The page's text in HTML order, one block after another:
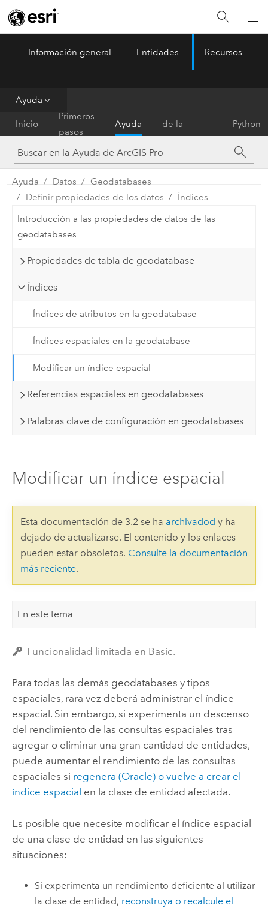
ArcGIS Pro Menu
Información general Entidades Recursos
Ayuda
Inicio
Primeros
pasos
Ayuda
de la
herramienta
Python
Ayuda Datos
Geodatabases
Definir propiedades de los datos
Índices
Introducción a las propiedades de datos de las
geodatabases
Propiedades de tabla de geodatabase
Índices
Índices de atributos en la geodatabase
Índices espaciales en la geodatabase
Modificar un índice espacial
Referencias espaciales en geodatabases
Palabras clave de configuración en geodatabases
Modificar un índice espacial
Esta documentación de 3.2 se ha archivadod y ha
dejado de actualizarse. El contenido y los enlaces
pueden estar obsoletos. Consulte la documentación
más reciente.
En este tema
Funcionalidad limitada en Basic.
Para todas las demás geodatabases y tipos
espaciales, rara vez deberá administrar el índice
espacial. Sin embargo, si experimenta un descenso
del rendimiento de las consultas espaciales tras
agregar o eliminar una gran cantidad de entidades,
puede aumentar el rendimiento de las consultas
espaciales si regenera (Oracle) o vuelve a crear el
índice espacial en la clase de entidad afectada.
Es posible que necesite modificar el índice espacial
de una clase de entidad en las siguientes
situaciones:
Si experimenta un rendimiento deficiente al utilizar
la clase de entidad, reconstruya o recalcule el